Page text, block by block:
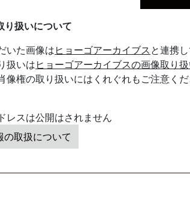
り扱いについて
いた画像は ヒョーゴアーカイブス と連携
扱いは ヒョーゴアーカイブスの画像取り
像権の取り扱いにはくれぐれもご注意く
レスは公開はされません
の取扱について